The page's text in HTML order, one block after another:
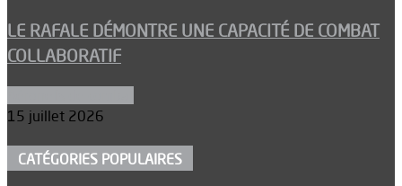
LE RAFALE DÉMONTRE UNE CAPACITÉ DE COMBAT
COLLABORATIF
15 juillet 2026
CATÉGORIES POPULAIRES